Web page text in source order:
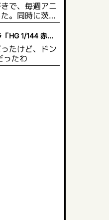
で、毎週アニ
。同時に茨城
たいと思って
麗な草花が多
がPRするの
ンプを集めて
品のファンに
HG 1/144 赤い
たけど、ドン
ったわ